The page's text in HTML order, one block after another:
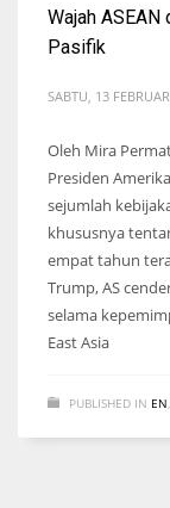
Wajah
Pasifik
SABTU, 13
Oleh Mira
Presiden
sejumlah
khususnya
empat tahun
Trump, AS
selama
East Asia
PUBLISHED IN EN